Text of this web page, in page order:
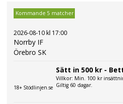
Kommande 5 matcher
2026-08-10 kl 17:00
Norrby IF
Örebro SK
18+ Stödlinjen.se
Sätt in 500 kr -
Villkor: Min. 100 kr
Giltig 60 dagar.